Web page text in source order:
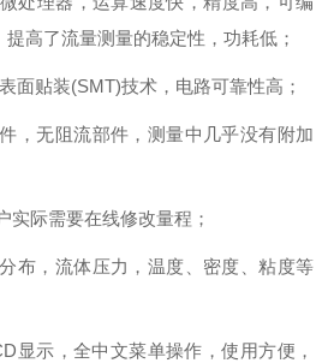
高了流量测量的稳定性，功耗低；
贴装(SMT)技术，电路可靠性高；
无阻流部件，测量中几乎没有附加
际需要在线修改量程；
，流体压力，温度、密度、粘度等
示，全中文菜单操作，使用方便，